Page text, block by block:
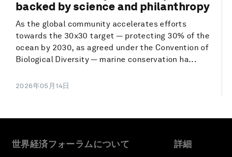
backed by science and philanthropy
As the global community accelerates efforts
towards the 30x30 target — protecting 30% of the
ocean by 2030, as agreed under the Convention of
Biological Diversity — marine conservation ha...
2026年05月14日
世界経済フォーラムについて 詳細